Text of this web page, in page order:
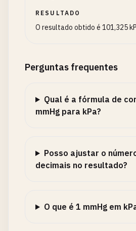
RESULTADO
O resultado obtido é 101,325
Perguntas frequentes
Qual é a fórmula de
mmHg para kPa?
Posso ajustar o
decimais no resultado?
O que é 1 mmHg em